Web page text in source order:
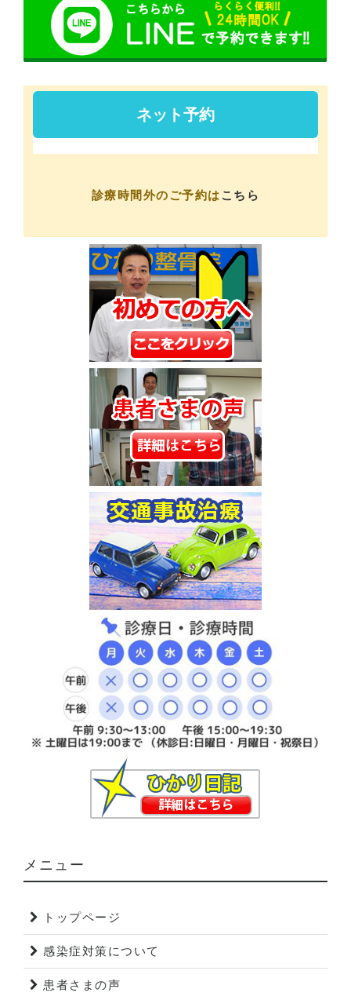
診療時間外のご予約はこちら
メニュー
トップページ
感染症対策について
患者さまの声